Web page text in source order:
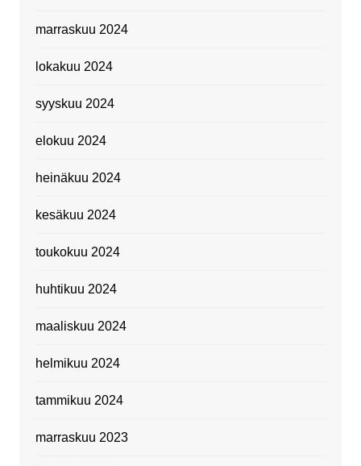
marraskuu 2024
lokakuu 2024
syyskuu 2024
elokuu 2024
heinäkuu 2024
kesäkuu 2024
toukokuu 2024
huhtikuu 2024
maaliskuu 2024
helmikuu 2024
tammikuu 2024
marraskuu 2023